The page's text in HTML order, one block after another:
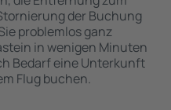
der Buchung
problemlos ganz
in wenigen Minuten
Bedarf eine Unterkunft
Flug buchen.